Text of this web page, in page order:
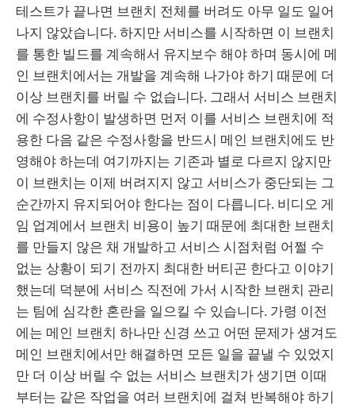
테스트가 끝나면 브랜치 전체를 버려도 아무 일도 일어
나지 않았습니다. 하지만 서비스를 시작하면 이 브랜치
를 통한 빌드를 계속해서 유지보수 해야 하며 동시에 메
인 브랜치에서는 개발을 계속해 나가야 하기 때문에 더
이상 브랜치를 버릴 수 없습니다. 그래서 서비스 브랜치
에 수정사항이 발생하면 먼저 이를 서비스 브랜치에 적
용한 다음 같은 수정사항을 반드시 메인 브랜치에도 반
영해야 하는데 여기까지는 기존과 별로 다르지 않지만
이 브랜치는 이제 버려지지 않고 서비스가 중단되는 그
순간까지 유지되어야 한다는 점이 다릅니다. 비디오 게
임 업계에서 브랜치 비용이 높기 때문에 최대한 브랜치
를 만들지 않은 채 개발하고 서비스 시점처럼 어쩔 수
없는 상황이 되기 전까지 최대한 버티곤 한다고 이야기
했는데 덕분에 서비스 직전에 가서 시작한 브랜치 관리
는 팀에 심각한 혼란을 일으킬 수 있습니다. 가령 이전
에는 메인 브랜치 하나만 신경 쓰고 어떤 문제가 생겨도
메인 브랜치에서만 해결하면 모든 일을 끝낼 수 있었지
만 더 이상 버릴 수 없는 서비스 브랜치가 생기면 이때
부터는 같은 작업을 여러 브랜치에 걸쳐 반복해야 하기